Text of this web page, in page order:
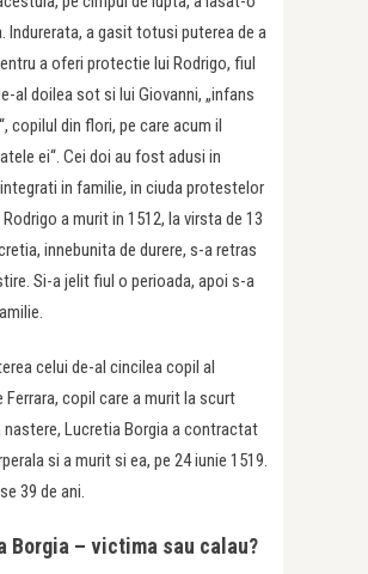
Indurerata, a gasit totusi puterea de a
a oferi protectie lui Rodrigo, fiul
al doilea sot si lui Giovanni, „infans
copilul din flori, pe care acum il
ei“. Cei doi au fost adusi in
in familie, in ciuda protestelor
a murit in 1512, la virsta de 13
innebunita de durere, s-a retras
Si-a jelit fiul o perioada, apoi s-a
celui de-al cincilea copil al
Ferrara, copil care a murit la scurt
nastere, Lucretia Borgia a contractat
si a murit si ea, pe 24 iunie 1519.
39 de ani.
Borgia – victima sau calau?